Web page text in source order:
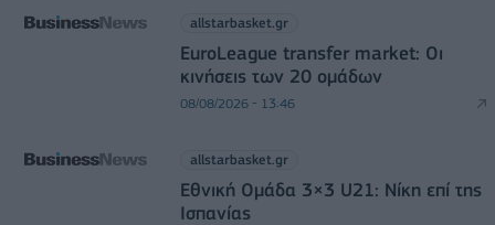
allstarbasket.gr
EuroLeague transfer market: Οι
κινήσεις των 20 ομάδων
08/08/2026 - 13:46
allstarbasket.gr
Εθνική Ομάδα 3×3 U21: Νίκη επί της
Ισπανίας